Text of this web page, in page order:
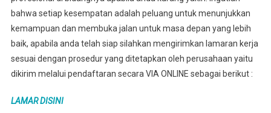
bahwa setiap kesempatan adalah peluang untuk menunjukkan
kemampuan dan membuka jalan untuk masa depan yang lebih
baik, apabila anda telah siap silahkan mengirimkan lamaran kerja
sesuai dengan prosedur yang ditetapkan oleh perusahaan yaitu
dikirim melalui pendaftaran secara VIA ONLINE sebagai berikut :
LAMAR DISINI